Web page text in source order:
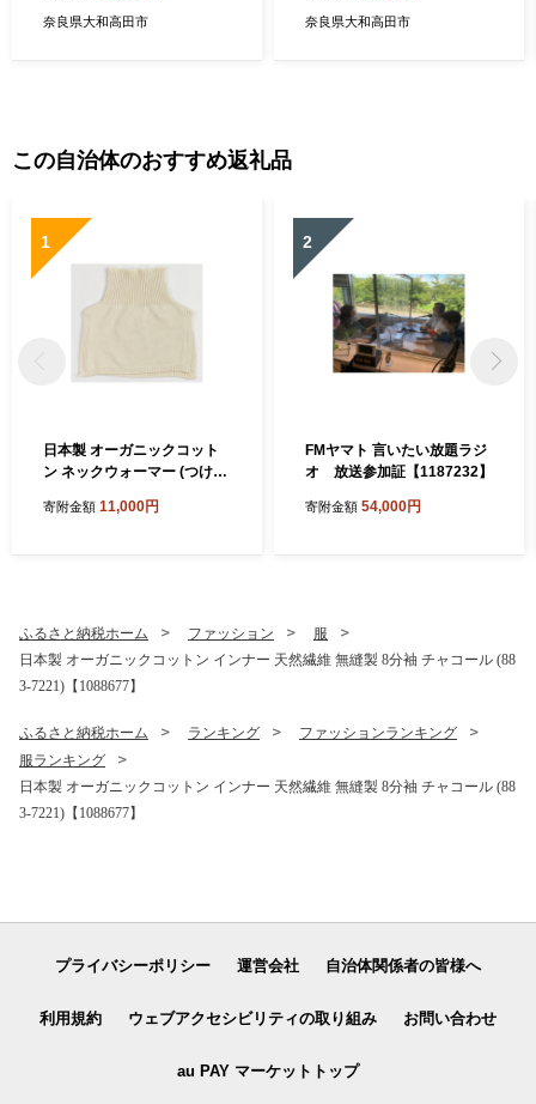
奈良県大和高田市 奈良県大和高田市
この自治体のおすすめ返礼品
1
日本製 オーガニックコット
ン ネックウォーマー (つけ
065】
寄附金額 11,000円
2
FMヤマト 言いたい放題ラジ
オ 放送参加証【1187232】
寄附金額 54,000円
ふるさと納税ホーム ファッション
服
日本製 オーガニックコットン インナー 天然繊維 無縫製 8分袖 チャコール (88
3-7221)【1088677】
ふるさと納税ホーム ランキング
ファッションランキング
服ランキング
日本製 オーガニックコットン インナー 天然繊維 無縫製 8分袖 チャコール (88
3-7221)【1088677】
プライバシーポリシー 運営会社 自治体関係者の皆様へ
利用規約 ウェブアクセシビリティの取り組み お問い合わせ
au PAY マーケットトップ